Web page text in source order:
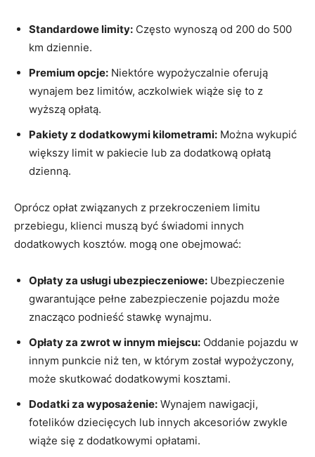
Standardowe limity: Często wynoszą ⁤od 200 do 500⁤
km dziennie.
Premium ⁢opcje: Niektóre wypożyczalnie oferują
wynajem‌ bez limitów, ⁤aczkolwiek wiąże się to‌ z
wyższą​ opłatą.
Pakiety z dodatkowymi kilometrami: Można wykupić
większy limit w pakiecie lub za dodatkową opłatą
dzienną.
Oprócz opłat związanych z przekroczeniem⁤ limitu
przebiegu, klienci muszą‍ być świadomi innych
dodatkowych kosztów. mogą one obejmować:
Opłaty za usługi ubezpieczeniowe: Ubezpieczenie⁤
gwarantujące pełne zabezpieczenie⁤ pojazdu może⁣
znacząco podnieść stawkę wynajmu.
Opłaty​ za​ zwrot w ‍innym miejscu: Oddanie⁤ pojazdu w
⁤innym⁣ punkcie niż ten, ​w którym został wypożyczony,‍
może skutkować dodatkowymi kosztami.
Dodatki za wyposażenie: Wynajem nawigacji,
fotelików dziecięcych lub innych akcesoriów zwykle
wiąże się ⁤z ⁢dodatkowymi opłatami.